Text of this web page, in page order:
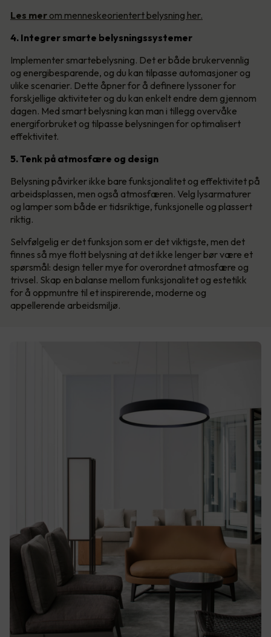
Les mer om menneskeorientert belysning her.
4. Integrer smarte belysningssystemer
Implementer smartebelysning. Det er både brukervennlig
og energibesparende, og du kan tilpasse automasjoner og
ulike scenarier. Dette åpner for å definere lyssoner for
forskjellige aktiviteter og du kan enkelt endre dem gjennom
dagen. Med smart belysning kan man i tillegg overvåke
energiforbruket og tilpasse belysningen for optimalisert
effektivitet.
5. Tenk på atmosfære og design
Belysning påvirker ikke bare funksjonalitet og effektivitet på
arbeidsplassen, men også atmosfæren. Velg lysarmaturer
og lamper som både er tidsriktige, funksjonelle og plassert
riktig.
Selvfølgelig er det funksjon som er det viktigste, men det
finnes så mye flott belysning at det ikke lenger bør være et
spørsmål: design teller mye for overordnet atmosfære og
trivsel. Skap en balanse mellom funksjonalitet og estetikk
for å oppmuntre til et inspirerende, moderne og
appellerende arbeidsmiljø.